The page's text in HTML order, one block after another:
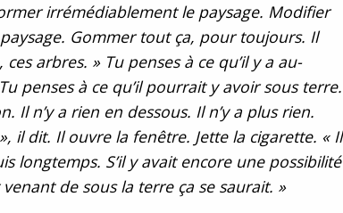
irrémédiablement le paysage. Modifier
Gommer tout ça, pour toujours. Il
arbres. » Tu penses à ce qu’il y a au-
penses à ce qu’il pourrait y avoir sous terre.
Il n’y a rien en dessous. Il n’y a plus rien.
», il dit. Il ouvre la fenêtre. Jette la cigarette. « Il
longtemps. S’il y avait encore une possibilité
de sous la terre ça se saurait. »